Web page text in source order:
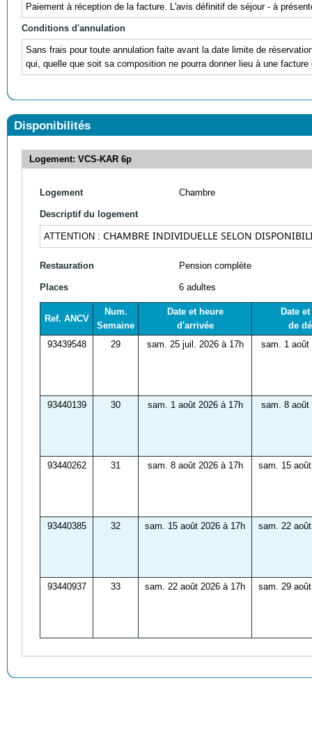
Paiement à réception de la facture. L'avis définitif de séjour - à
Conditions d'annulation
Sans frais pour toute annulation faite avant la date limite de
qui, quelle que soit sa composition ne pourra donner lieu à une
Disponibilités
Logement: VCS-KAR 6p
Logement Chambre
Descriptif du logement
ATTENTION : CHAMBRE INDIVIDUELLE SELON
Restauration Pension complète
Places 6 adultes
Ref. ANCV
Num.
Semaine
Date et heure
d'arrivée
Date
de
93439548
29 sam. 25 juil. 2026 à 17h sam. 1 août
93440139 30 sam. 1 août 2026 à 17h sam. 8 août
93440262 31 sam. 8 août 2026 à 17h sam. 15
93440385 32 sam. 15 août 2026 à 17h sam. 22
93440937 33 sam. 22 août 2026 à 17h sam. 29